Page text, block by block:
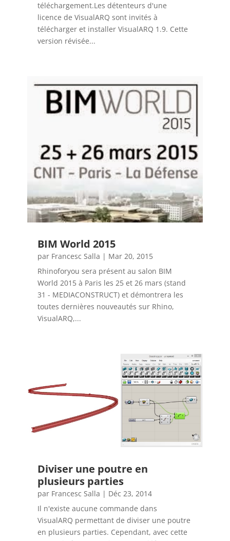
téléchargement.Les détenteurs d'une
licence de VisualARQ sont invités à
télécharger et installer VisualARQ 1.9. Cette
version révisée...
BIM World 2015
par Francesc Salla | Mar 20, 2015
Rhinoforyou sera présent au salon BIM
World 2015 à Paris les 25 et 26 mars (stand
31 - MEDIACONSTRUCT) et démontrera les
toutes dernières nouveautés sur Rhino,
VisualARQ,...
Diviser une poutre en
plusieurs parties
par Francesc Salla | Déc 23, 2014
Il n'existe aucune commande dans
VisualARQ permettant de diviser une poutre
en plusieurs parties. Cependant, avec cette